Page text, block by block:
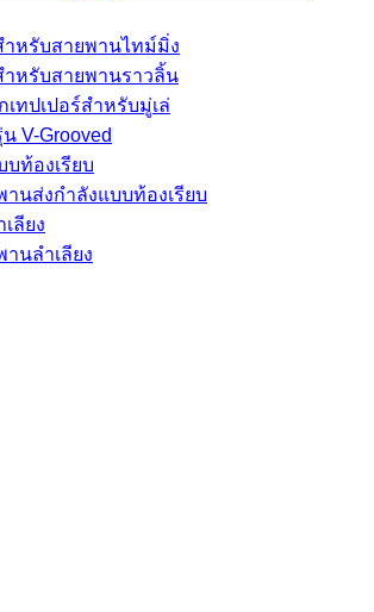
ำหรับสายพานไทม์มิ่ง
ำหรับสายพานราวลิ้น
เทปเปอร์สำหรับมู่เล่
น V-Grooved
ท้องเรียบ
านส่งกำลังแบบท้องเรียบ
ลียง
านลำเลียง